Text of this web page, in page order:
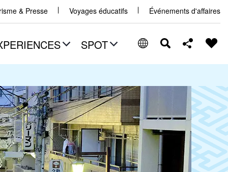
& Presse Voyages éducatifs Événements d'affaires
SPOT